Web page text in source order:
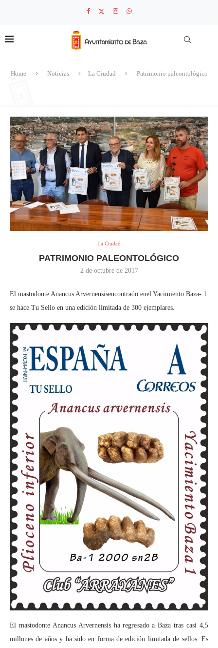
Home Noticias La Ciudad Patrimonio paleontológico
La Ciudad
PATRIMONIO PALEONTOLÓGICO
2 de octubre de 2017
El mastodonte Anancus Arvernensisencontrado enel Yacimiento Baza- 1
se hace Tu Sello en una edición limitada de 300 ejemplares.
El mastodonte Anancus Arvernensis ha regresado a Baza tras casi 4,5
millones de años y ha sido en forma de edición limitada de sellos. Es